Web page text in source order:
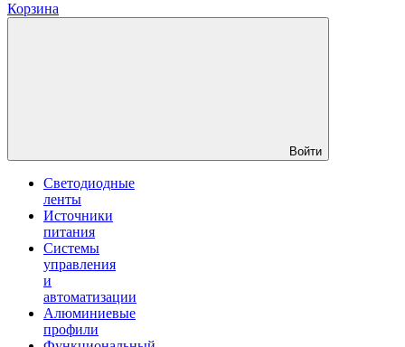
Корзина
Войти
Светодиодные
ленты
Источники
питания
Системы
управления
и
автоматизации
Алюминиевые
профили